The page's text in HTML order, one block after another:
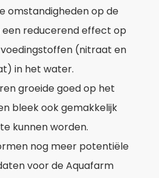
omstandigheden op de
een reducerend effect op
(nitraat en
in het water.
groeide goed op het
bleek ook gemakkelijk
kunnen worden.
nog meer potentiële
voor de Aquafarm